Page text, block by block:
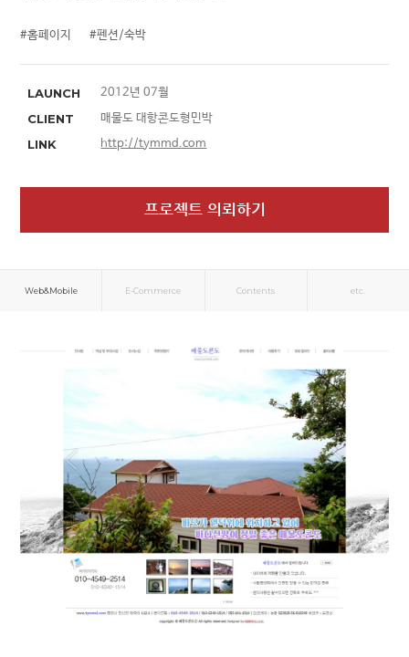
#홈페이지 #펜션/숙박
LAUNCH 2012년 07월
CLIENT 매물도 대항콘도형민박
LINK http://tymmd.com
프로젝트 의뢰하기
Web&Mobile E-Commerce Contents etc.